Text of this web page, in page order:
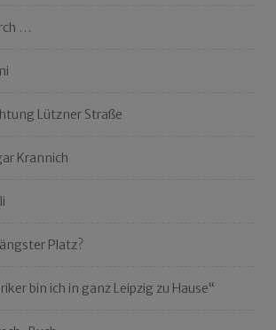
…
Lützner Straße
Krannich
Platz?
bin ich in ganz Leipzig zu Hause“